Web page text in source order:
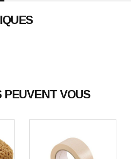
PEUVENT VOUS